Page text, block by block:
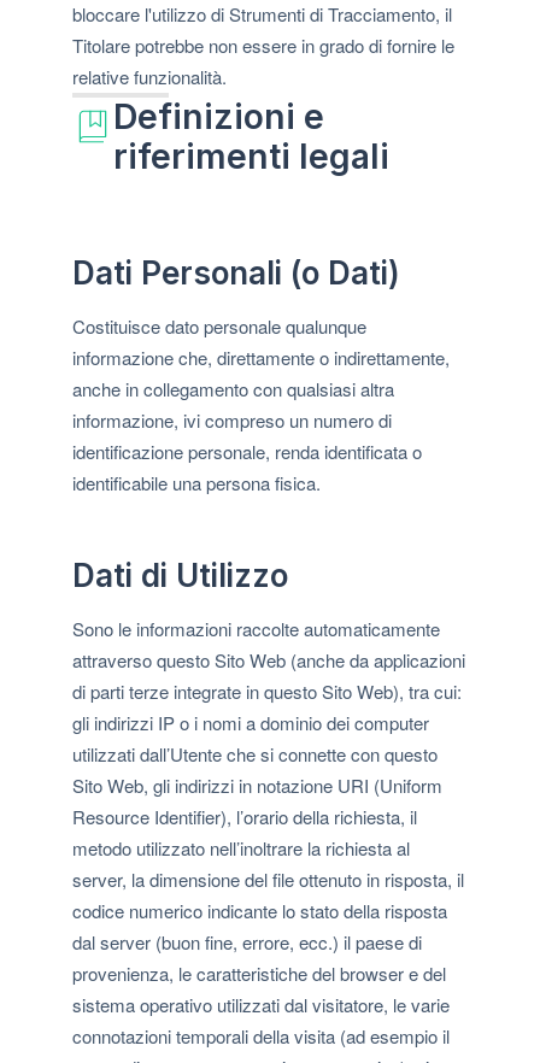
bloccare l'utilizzo di Strumenti di Tracciamento, il
Titolare potrebbe non essere in grado di fornire le
relative funzionalità.
Definizioni e
riferimenti legali
Dati Personali (o Dati)
Costituisce dato personale qualunque
informazione che, direttamente o indirettamente,
anche in collegamento con qualsiasi altra
informazione, ivi compreso un numero di
identificazione personale, renda identificata o
identificabile una persona fisica.
Dati di Utilizzo
Sono le informazioni raccolte automaticamente
attraverso questo Sito Web (anche da applicazioni
di parti terze integrate in questo Sito Web), tra cui:
gli indirizzi IP o i nomi a dominio dei computer
utilizzati dall’Utente che si connette con questo
Sito Web, gli indirizzi in notazione URI (Uniform
Resource Identifier), l’orario della richiesta, il
metodo utilizzato nell’inoltrare la richiesta al
server, la dimensione del file ottenuto in risposta, il
codice numerico indicante lo stato della risposta
dal server (buon fine, errore, ecc.) il paese di
provenienza, le caratteristiche del browser e del
sistema operativo utilizzati dal visitatore, le varie
connotazioni temporali della visita (ad esempio il